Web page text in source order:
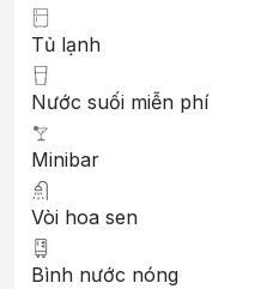
Tủ lạnh
Nước suối miễn phí
Minibar
Vòi hoa sen
Bình nước nóng